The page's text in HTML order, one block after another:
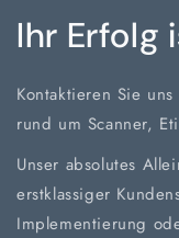
Ihr Erfolg
Kontaktieren Sie
rund um Scanner,
Unser absolutes
erstklassiger
Implementierung